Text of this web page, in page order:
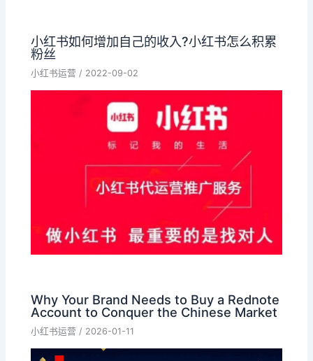
小红书如何增加自己的收入?小红书怎么积累
粉丝
小红书运营 / 2022-09-02
Why Your Brand Needs to Buy a Rednote
Account to Conquer the Chinese Market
小红书运营 / 2026-01-11